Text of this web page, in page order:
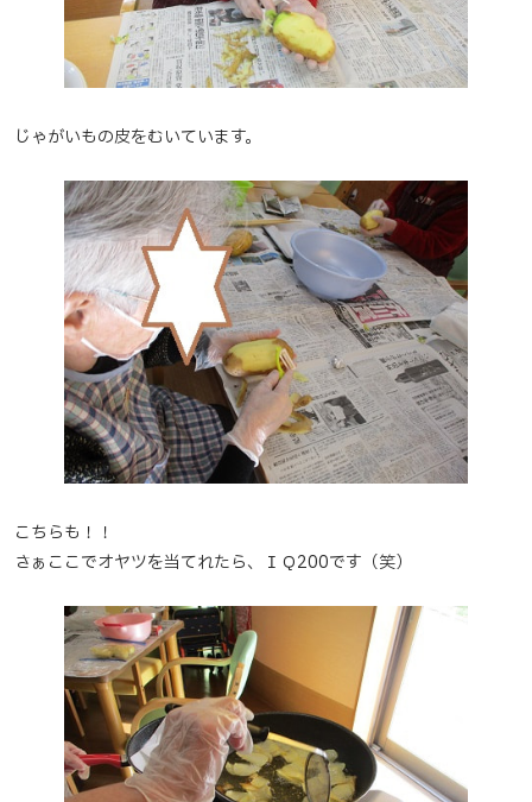
じゃがいもの皮をむいています。
こちらも！！
さぁここでオヤツを当てれたら、ＩＱ200です（笑）